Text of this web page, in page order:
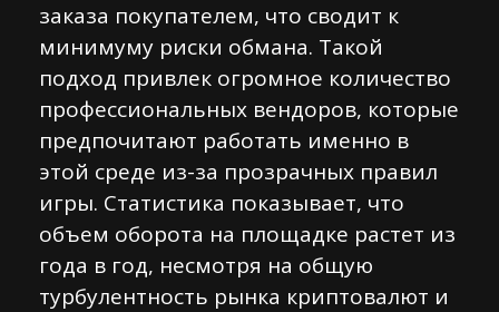
заказа покупателем, что сводит к
минимуму риски обмана. Такой
подход привлек огромное количество
профессиональных вендоров, которые
предпочитают работать именно в
этой среде из-за прозрачных правил
игры. Статистика показывает, что
объем оборота на площадке растет из
года в год, несмотря на общую
турбулентность рынка криптовалют и